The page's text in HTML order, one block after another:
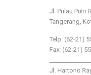
Jl. Pulau Putri
Tangerang,
Telp: (62-21)
Fax: (62-21)
Jl. Hartono